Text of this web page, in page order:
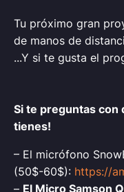
Tu próximo gran
de manos de
...Y si te gusta el
Si te preguntas con
tienes!
– El micrófono
(50$-60$): https://
– El Micro Samson